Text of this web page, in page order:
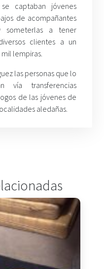
captaban jóvenes
de acompañantes
someterlas a tener
clientes a un
lempiras.
las personas que lo
vía transferencias
de las jóvenes de
aledañas.